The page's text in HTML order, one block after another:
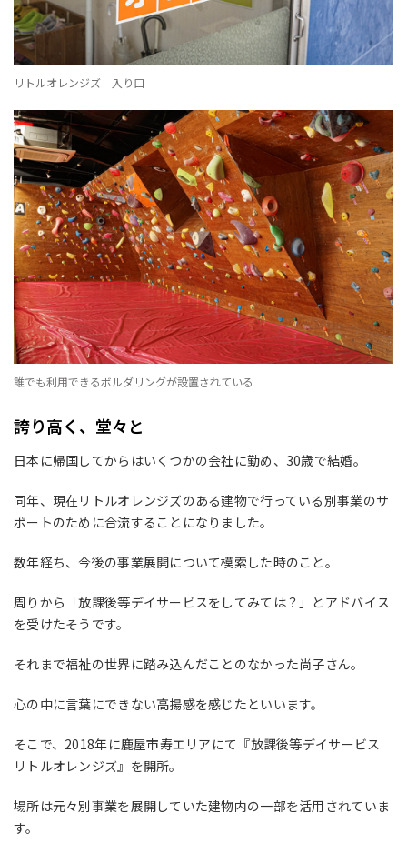
リトルオレンジズ 入り口
誰でも利用できるボルダリングが設置されている
誇り高く、堂々と
日本に帰国してからはいくつかの会社に勤め、 30歳で結婚。
同年、現在リトルオレンジズのある建物で行っている別事業のサ
ポートのために合流することになりました。
数年経ち、今後の事業展開について模索した時のこと。
周りから「放課後等デイサービスをしてみては？」とアドバイス
を受けたそうです。
それまで福祉の世界に踏み込んだことのなかった尚子さん。
心の中に言葉にできない高揚感を感じたといいます。
そこで、 2018年に鹿屋市寿エリアにて『放課後等デイサービス
リトルオレンジズ』を開所。
場所は元々別事業を展開していた建物内の一部を活用されていま
す。